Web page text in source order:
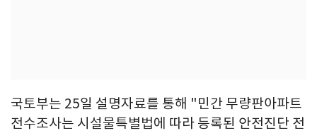
국토부는 25일 설명자료를 통해 "민간 무량판아파트
전수조사는 시설물특별법에 따라 등록된 안전진단 전